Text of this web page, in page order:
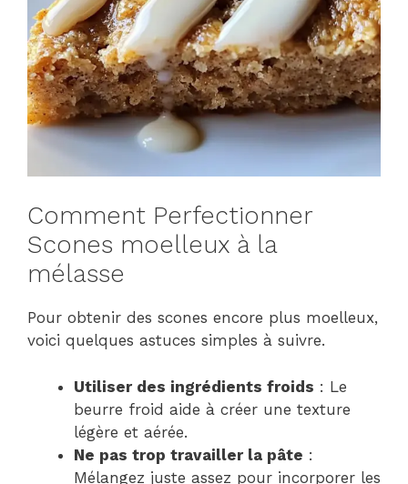
Comment Perfectionner
Scones moelleux à la
mélasse
Pour obtenir des scones encore plus moelleux,
voici quelques astuces simples à suivre.
Utiliser des ingrédients froids : Le
beurre froid aide à créer une texture
légère et aérée.
Ne pas trop travailler la pâte :
Mélangez juste assez pour incorporer les